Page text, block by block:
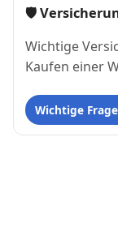
🛡
Wichtige
Kaufen einer
Wichtige